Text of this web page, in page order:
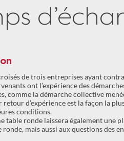
de trois entreprises ayant
ont l’expérience des
comme la démarche collective
d’expérience est la façon la
conditions.
table ronde laissera également une
mais aussi aux questions des